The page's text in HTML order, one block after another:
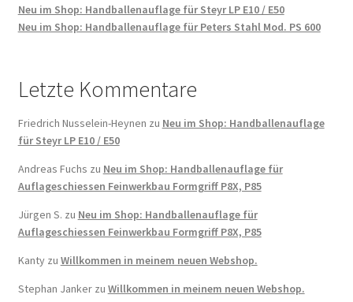
Neu im Shop: Handballenauflage für Steyr LP E10 / E50
Neu im Shop: Handballenauflage für Peters Stahl Mod. PS 600
Letzte Kommentare
Friedrich Nusselein-Heynen zu Neu im Shop: Handballenauflage
für Steyr LP E10 / E50
Andreas Fuchs zu Neu im Shop: Handballenauflage für
Auflageschiessen Feinwerkbau Formgriff P8X, P85
Jürgen S. zu Neu im Shop: Handballenauflage für
Auflageschiessen Feinwerkbau Formgriff P8X, P85
Kantyzu Willkommen in meinem neuen Webshop.
Stephan Jankerzu Willkommen in meinem neuen Webshop.